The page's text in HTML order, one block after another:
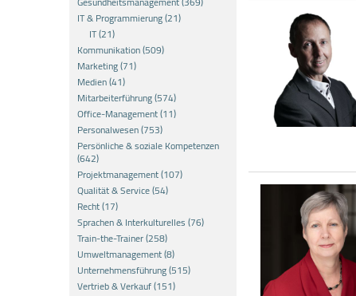
IT & Programmierung (21)
IT (21)
Kommunikation (509)
Marketing (71)
Medien (41)
Mitarbeiterführung (574)
Office-Management (11)
Personalwesen (753)
Persönliche & soziale Kompetenzen
(642)
Projektmanagement (107)
Qualität & Service (54)
Recht (17)
Sprachen & Interkulturelles (76)
Train-the-Trainer (258)
Umweltmanagement (8)
Unternehmensführung (515)
Vertrieb & Verkauf (151)